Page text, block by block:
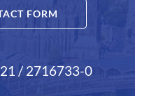
FORM
/ 2716733-0